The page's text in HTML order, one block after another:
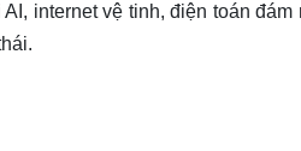
internet vệ tinh, điện toán